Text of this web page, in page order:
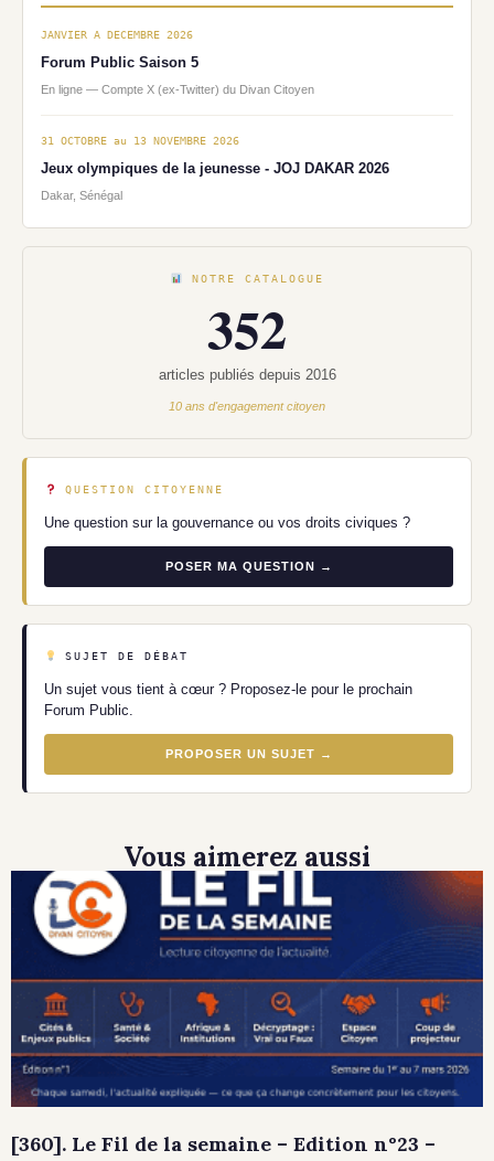
JANVIER A DECEMBRE 2026
Forum Public Saison 5
En ligne — Compte X (ex-Twitter) du Divan Citoyen
31 OCTOBRE au 13 NOVEMBRE 2026
Jeux olympiques de la jeunesse - JOJ DAKAR 2026
Dakar, Sénégal
NOTRE CATALOGUE
352
articles publiés depuis 2016
10 ans d'engagement citoyen
QUESTION CITOYENNE
Une question sur la gouvernance ou vos droits civiques ?
POSER MA QUESTION →
SUJET DE DÉBAT
Un sujet vous tient à cœur ? Proposez-le pour le prochain
Forum Public.
PROPOSER UN SUJET →
Vous aimerez aussi
[360]. Le Fil de la semaine – Edition n°23 –